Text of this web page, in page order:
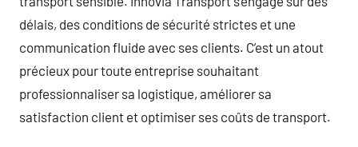
délais, des conditions de sécurité strictes et une
communication fluide avec ses clients. C’est un atout
précieux pour toute entreprise souhaitant
professionnaliser sa logistique, améliorer sa
satisfaction client et optimiser ses coûts de transport.